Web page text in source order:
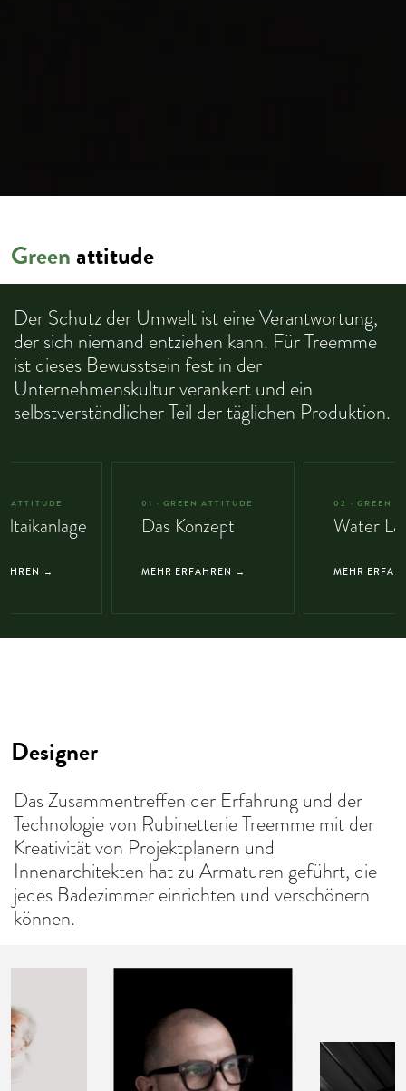
Greenattitude
Der Schutz der Umwelt ist eine Verantwortung,
der sich niemand entziehen kann. Für Treemme
ist dieses Bewusstsein fest in der
Unternehmenskultur verankert und ein
selbstverständlicher Teil der täglichen Produktion.
ATTITUDE
→
01 · GREEN ATTITUDE
Das Konzept
MEHR ERFAHREN →
02 · GREEN
Water
MEHR
Designer
Das Zusammentreffen der Erfahrung und der
Technologie von Rubinetterie Treemme mit der
Kreativität von Projektplanern und
Innenarchitekten hat zu Armaturen geführt, die
jedes Badezimmer einrichten und verschönern
können.